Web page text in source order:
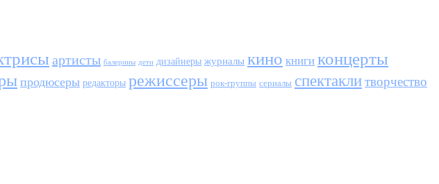
артисты балерины дети дизайнеры журналы кино книги концерты
продюсеры редакторы режиссеры рок-группы сериалы спектаклитворчество